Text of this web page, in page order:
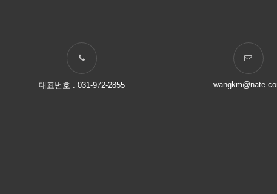
대표번호 : 031-972-2855